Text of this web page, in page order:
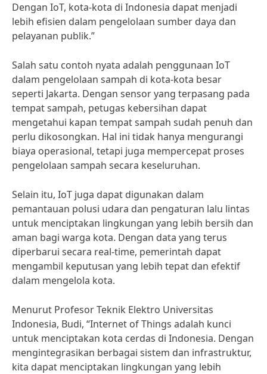
Dengan IoT, kota-kota di Indonesia dapat menjadi
lebih efisien dalam pengelolaan sumber daya dan
pelayanan publik.”
Salah satu contoh nyata adalah penggunaan IoT
dalam pengelolaan sampah di kota-kota besar
seperti Jakarta. Dengan sensor yang terpasang pada
tempat sampah, petugas kebersihan dapat
mengetahui kapan tempat sampah sudah penuh dan
perlu dikosongkan. Hal ini tidak hanya mengurangi
biaya operasional, tetapi juga mempercepat proses
pengelolaan sampah secara keseluruhan.
Selain itu, IoT juga dapat digunakan dalam
pemantauan polusi udara dan pengaturan lalu lintas
untuk menciptakan lingkungan yang lebih bersih dan
aman bagi warga kota. Dengan data yang terus
diperbarui secara real-time, pemerintah dapat
mengambil keputusan yang lebih tepat dan efektif
dalam mengelola kota.
Menurut Profesor Teknik Elektro Universitas
Indonesia, Budi, “Internet of Things adalah kunci
untuk menciptakan kota cerdas di Indonesia. Dengan
mengintegrasikan berbagai sistem dan infrastruktur,
kita dapat menciptakan lingkungan yang lebih